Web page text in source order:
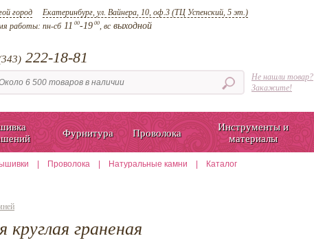
город Екатеринбург, ул. Вайнера, 10, оф.3 (ТЦ Успенский, 5 эт.)
работы: пн-сб11 00-19 00, всвыходной
222-18-81
Не нашли товар?
Закажите!
Фурнитура Проволока
Инструменты и
материалы
Проволока Натуральные камни Каталог
круглая граненая